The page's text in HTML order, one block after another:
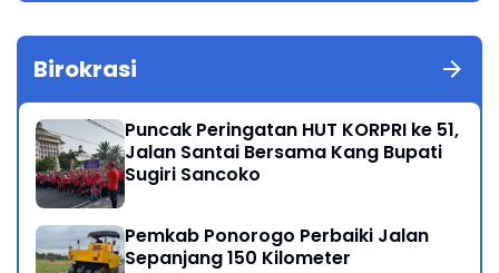
Birokrasi
Puncak Peringatan HUT KORPRI ke 51,
Jalan Santai Bersama Kang Bupati
Sugiri Sancoko
Pemkab Ponorogo Perbaiki Jalan
Sepanjang 150 Kilometer